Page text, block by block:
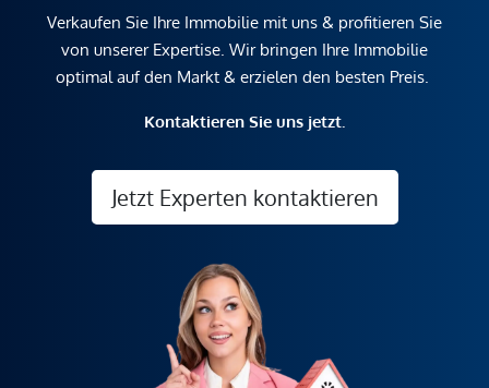
Verkaufen Sie Ihre Immobilie mit uns & profitieren Sie
von unserer Expertise. Wir bringen Ihre Immobilie
optimal auf den Markt & erzielen den besten Preis.
Kontaktieren Sie uns jetzt.
Jetzt Experten kontaktieren